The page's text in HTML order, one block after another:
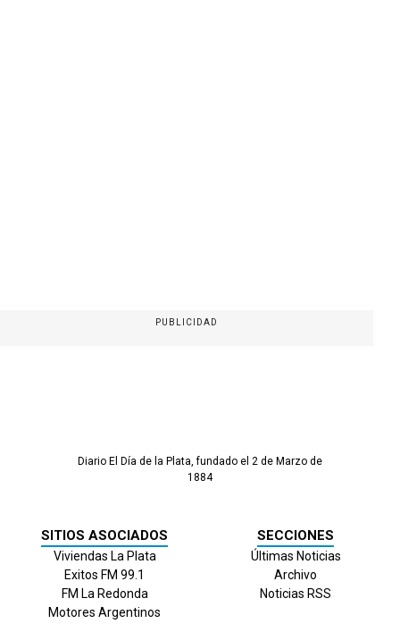
PUBLICIDAD
Diario El Día de la Plata, fundado el 2 de Marzo de
1884
SITIOS ASOCIADOS
Viviendas La Plata
Exitos FM 99.1
FM La Redonda
Motores Argentinos
SECCIONES
Últimas Noticias
Archivo
Noticias RSS